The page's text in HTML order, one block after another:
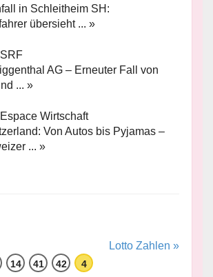
in Schleitheim SH:
übersieht ... »
AG – Erneuter Fall von
... »
Von Autos bis Pyjamas –
... »
Lotto Zahlen »
14 41 42 4